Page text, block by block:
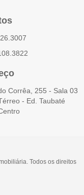
Corrêa, 255 - Sala 03
- Ed. Taubaté
Todos os direitos